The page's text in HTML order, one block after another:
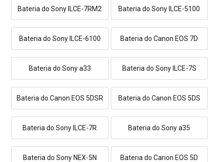
Bateria do Sony ILCE-7RM2 Bateria do Sony ILCE-5100
Bateria do Sony ILCE-6100 Bateria do Canon EOS 7D
Bateria do Sony a33 Bateria do Sony ILCE-7S
Bateria do Canon EOS 5DSR Bateria do Canon EOS 5DS
Bateria do Sony ILCE-7R Bateria do Sony a35
Bateria do Sony NEX-5N
Bateria do Canon EOS 5D